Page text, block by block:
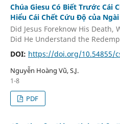
Chúa Giesu Có Biết Trước Cái
Hiểu Cái Chết Cứu Độ của
Did Jesus Foreknow His Death,
Did He Understand the
DOI: https://doi.org/10.54855/
Nguyễn Hoàng Vũ, S.J.
1-8
PDF